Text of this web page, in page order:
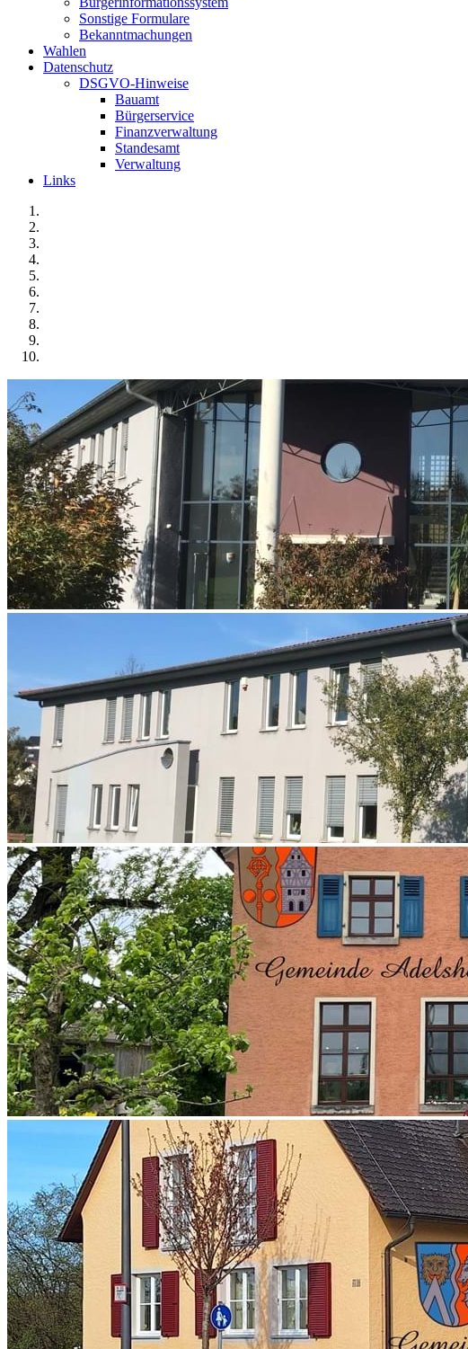
Sonstige Formulare
Bekanntmachungen
Wahlen
Datenschutz
DSGVO-Hinweise
Bauamt
Bürgerservice
Finanzverwaltung
Standesamt
Verwaltung
Links